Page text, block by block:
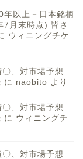
年以上－日本銘柄
月末時点) 皆さ
ウィニングチケ
、対市場予想
に naobito より
、対市場予想
に ウィニングチ
、対市場予想